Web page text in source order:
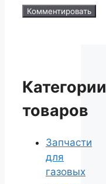
Категории
товаров
Запчасти
для
газовых